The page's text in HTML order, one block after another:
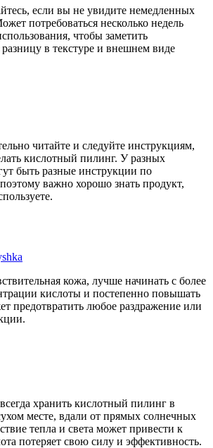
если вы не увидите немедленных
потребоваться несколько недель
чтобы заметить
в текстуре и внешнем виде
читайте и следуйте инструкциям,
кислотный пилинг. У разных
быть разные инструкции по
важно хорошо знать продукт,
кожа, лучше начинать с более
кислоты и постепенно повышать
предотвратить любое раздражение или
хранить кислотный пилинг в
месте, вдали от прямых солнечных
тепла и света может привести к
потеряет свою силу и эффективность.